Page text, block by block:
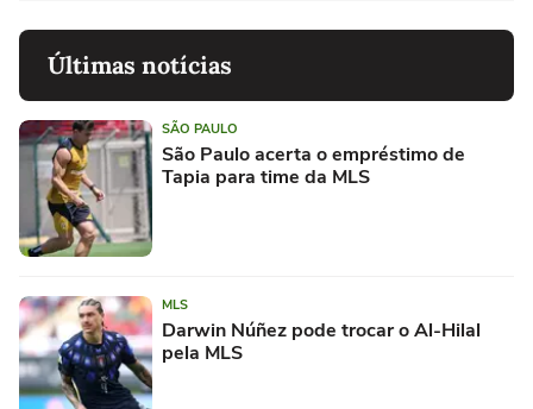
Últimas notícias
SÃO PAULO
São Paulo acerta o empréstimo de
Tapia para time da MLS
MLS
Darwin Núñez pode trocar o Al-Hilal
pela MLS